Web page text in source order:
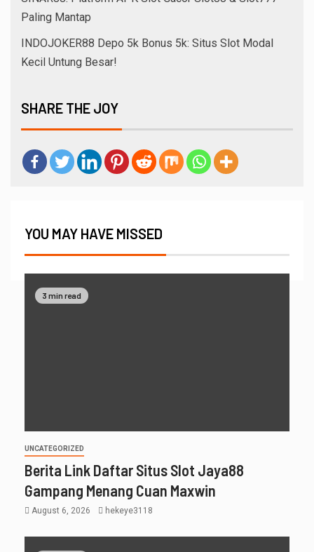
Paling Mantap
INDOJOKER88 Depo 5k Bonus 5k: Situs Slot Modal
Kecil Untung Besar!
SHARE THE JOY
YOU MAY HAVE MISSED
3 min read
UNCATEGORIZED
Berita Link Daftar Situs Slot Jaya88
Gampang Menang Cuan Maxwin
August 6, 2026 hekeye3118